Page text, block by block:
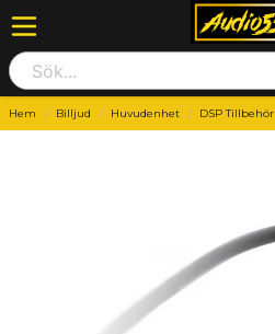
Hem Billjud Huvudenhet DSP Tillbehör